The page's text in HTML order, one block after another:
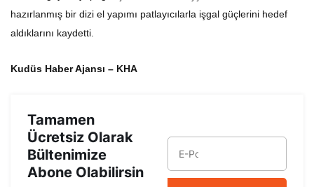
hazırlanmış bir dizi el yapımı patlayıcılarla işgal güçlerini hedef
aldıklarını kaydetti.
Kudüs Haber Ajansı – KHA
Tamamen
Ücretsiz Olarak
Bültenimize
Abone Olabilirsin